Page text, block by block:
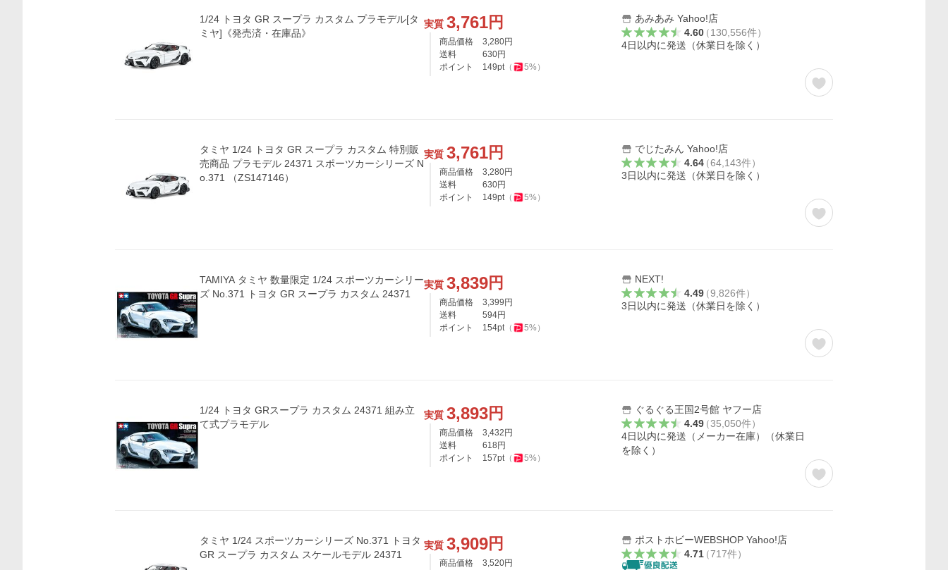
1/24 トヨタ GR スープラ カスタム プラモデル[タ
ミヤ]《発売済・在庫品》
実質 3,761円
商品価格 3,280円
送料
630円
ポイント
149pt（ 5%）
あみあみ Yahoo!店
4.60（130,556件）
4日以内に発送（休業日を除く）
タミヤ 1/24 トヨタ GR スープラ カスタム 特別販
売商品 プラモデル 24371 スポーツカーシリーズ N
o.371 （ZS147146）
実質 3,761円
商品価格 3,280円
送料
630円
ポイント
149pt（ 5%）
でじたみん Yahoo!店
4.64（64,143件）
3日以内に発送（休業日を除く）
TAMIYA タミヤ 数量限定 1/24 スポーツカーシリー
ズ No.371 トヨタ GR スープラ カスタム 24371
実質 3,839円
商品価格 3,399 円
送料
594円
ポイント
154pt（ 5%）
NEXT!
4.49（9,826件）
3日以内に発送（休業日を除く）
1/24 トヨタ GRスープラ カスタム 24371 組み立
て式プラモデル
実質 3,893円
商品価格 3,432 円
送料
618 円
ポイント
157pt（ 5%）
ぐるぐる王国2号館 ヤフー店
4.49（35,050件）
4日以内に発送（メーカー在庫）（休業日
を除く）
タミヤ 1/24 スポーツカーシリーズ No.371 トヨタ
GR スープラ カスタム スケールモデル 24371
実質 3,909円
商品価格 3,520円
ポストホビーWEBSHOP Yahoo!店
4.71（717件）